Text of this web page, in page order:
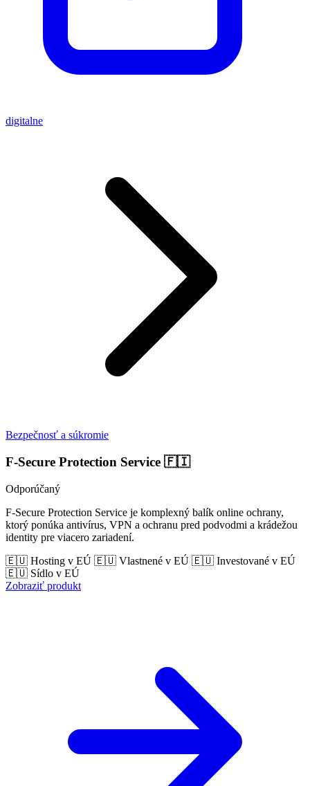
digitalne
Bezpečnosť a súkromie
F-Secure Protection Service 🇫🇮
Odporúčaný
F-Secure Protection Service je komplexný balík online ochrany,
ktorý ponúka antivírus, VPN a ochranu pred podvodmi a krádežou
identity pre viacero zariadení.
🇪🇺 Hosting v EÚ 🇪🇺 Vlastnené v EÚ 🇪🇺 Investované v EÚ
🇪🇺 Sídlo v EÚ
Zobraziť produkt